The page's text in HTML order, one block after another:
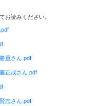
お読みください。
重さん.pdf
正成さん.pdf
志さん.pdf